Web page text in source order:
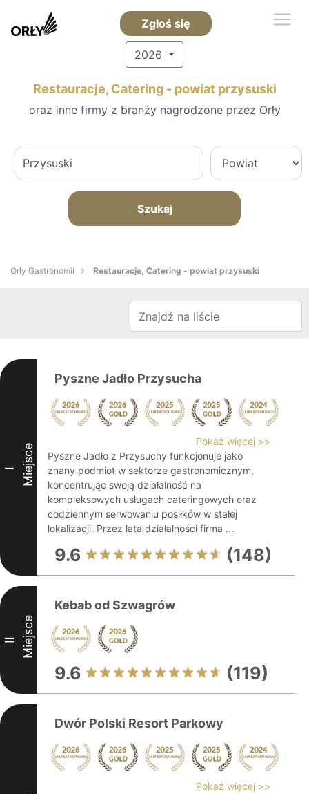
Zgłoś się
2026
Restauracje, Catering - powiat przysuski
oraz inne firmy z branży nagrodzone przez Orły
Szukaj
Orły Gastronomii Restauracje, Catering - powiat przysuski
I Miejsce
Pyszne Jadło Przysucha
Pokaż więcej >>
Pyszne Jadło z Przysuchy funkcjonuje jako
znany podmiot w sektorze gastronomicznym,
koncentrując swoją działalność na
kompleksowych usługach cateringowych oraz
codziennym serwowaniu posiłków w stałej
lokalizacji. Przez lata działalności firma ...
9.6 (148)
II Miejsce
Kebab od Szwagrów
9.6 (119)
Dwór Polski Resort Parkowy
Pokaż więcej >>